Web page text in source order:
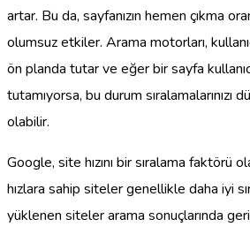
artar. Bu da, sayfanızın hemen çıkma
olumsuz etkiler. Arama motorları,
ön planda tutar ve eğer bir sayfa
tutamıyorsa, bu durum sıralamalarınızı
olabilir.
Google, site hızını bir sıralama faktörü
hızlara sahip siteler genellikle daha iyi
yüklenen siteler arama sonuçlarında